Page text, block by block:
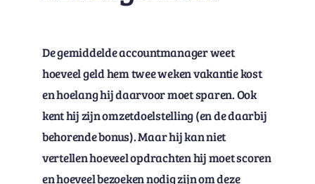
De gemiddelde accountmanager weet
hoeveel geld hem twee weken vakantie kost
en hoelang hij daarvoor moet sparen. Ook
kent hij zijn omzetdoelstelling (en de daarbij
behorende bonus). Maar hij kan niet
vertellen hoeveel opdrachten hij moet scoren
en hoeveel bezoeken nodig zijn om deze